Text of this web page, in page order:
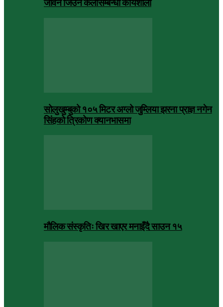
जीवन जिउने कलासम्बन्धी कार्यशाला
सोलुखुम्बुको १०५ मिटर अग्लो जुम्लिया झरना प्राज्ञ नगेन
सिंहको त्रिकोण क्यानभासमा
मौलिक संस्कृतिः खिर खाएर मनाइँदै साउन १५